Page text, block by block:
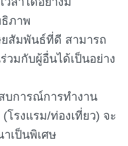
ภาพ
สัมพันธ์ที่ดี สามารถ
วมกับผู้อื่นได้เป็นอย่าง
บการณ์การทำงาน
โรงแรม/ท่องเที่ยว) จะ
เป็นพิเศษ